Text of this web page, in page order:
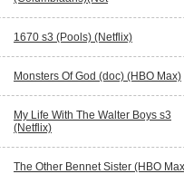
1670 s3 (Pools) (Netflix)
Monsters Of God (doc) (HBO Max)
My Life With The Walter Boys s3
(Netflix)
The Other Bennet Sister (HBO